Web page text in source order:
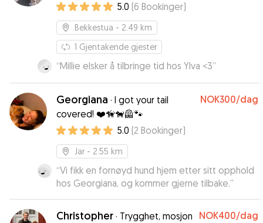
5.0 (6 Bookinger)
Bekkestua - 2.49 km
1 Gjentakende gjester
“Millie elsker å tilbringe tid hos Ylva <3”
Georgiana · I got your tail
covered! ❤️🦮🐕‍🦺🐾
NOK300/dag
5.0 (2 Bookinger)
Jar - 2.55 km
“Vi fikk en fornøyd hund hjem etter sitt opphold
hos Georgiana, og kommer gjerne tilbake.”
Christopher · Trygghet, mosjon
NOK400/dag